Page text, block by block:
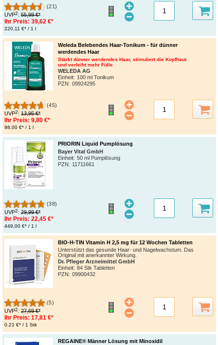
(21)
UVP2: 55,99 €*
Ihr Preis: 39,62 €*
220,11 €* / 1 l
Weleda Belebendes Haar-Tonikum - für dünner
werdendes Haar
Stärkt dünner werdendes Haar, stimuliert die Kopfhaut
und verleiht mehr Fülle
WELEDA AG
Einheit: 100 ml Tonikum
PZN: 09924295
(45)
UVP2: 13,95 €*
Ihr Preis: 9,80 €*
98,00 €* / 1 l
PRIORIN Liquid Pumplösung
Bayer Vital GmbH
Einheit: 50 ml Pumplösung
PZN: 11711661
(38)
UVP2: 29,99 €*
Ihr Preis: 22,45 €*
449,00 €* / 1 l
BIO-H-TIN Vitamin H 2,5 mg für 12 Wochen Tabletten
Unterstützt das gesunde Haar- und Nagelwachstum. Das
Original mit anerkannter Wirkung.
Dr. Pfleger Arzneimittel GmbH
Einheit: 84 Stk Tabletten
PZN: 09900432
(5)
UVP2: 27,69 €*
Ihr Preis: 17,81 €*
0,21 €* / 1 Stk
REGAINE® Männer Lösung mit Minoxidil